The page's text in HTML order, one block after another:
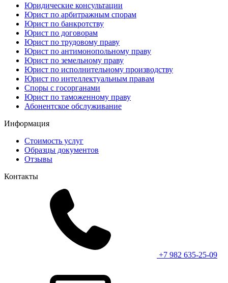
Юридические консультации
Юрист по арбитражным спорам
Юрист по банкротству
Юрист по договорам
Юрист по трудовому праву
Юрист по антимонопольному праву
Юрист по земельному праву
Юрист по исполнительному производству
Юрист по интеллектуальным правам
Споры с госорганами
Юрист по таможенному праву
Абонентское обслуживание
Информация
Стоимость услуг
Образцы документов
Отзывы
Контакты
+7 982 635-25-09